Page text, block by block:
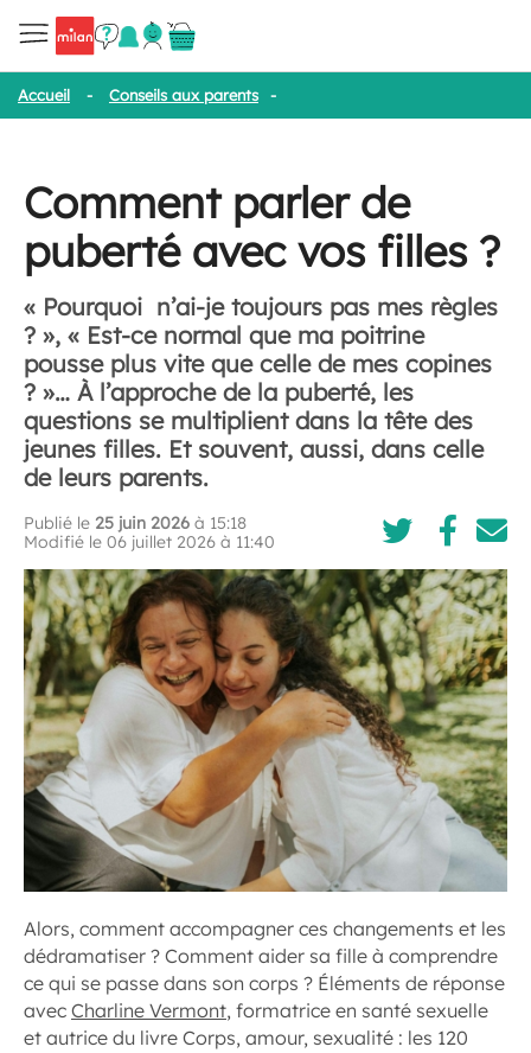
Accueil - Conseils aux parents -
Comment parler de
puberté avec vos filles ?
« Pourquoi n’ai-je toujours pas mes règles
? », « Est-ce normal que ma poitrine
pousse plus vite que celle de mes copines
? »… À l’approche de la puberté, les
questions se multiplient dans la tête des
jeunes filles. Et souvent, aussi, dans celle
de leurs parents.
Publié le 25 juin 2026 à 15:18
Modifié le 06 juillet 2026 à 11:40
Alors, comment accompagner ces changements et les
dédramatiser ? Comment aider sa fille à comprendre
ce qui se passe dans son corps ? Éléments de réponse
avec Charline Vermont, formatrice en santé sexuelle
et autrice du livre Corps, amour, sexualité : les 120